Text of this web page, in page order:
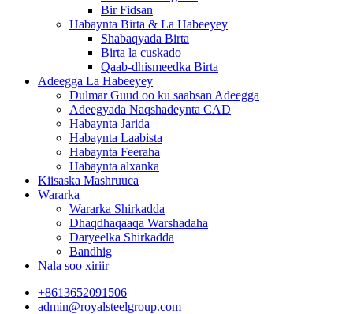
Bir Fidsan
Habaynta Birta & La Habeeyey
Shabaqyada Birta
Birta la cuskado
Qaab-dhismeedka Birta
Adeegga La Habeeyey
Dulmar Guud oo ku saabsan Adeegga
Adeegyada Naqshadeynta CAD
Habaynta Jarida
Habaynta Laabista
Habaynta Feeraha
Habaynta alxanka
Kiisaska Mashruuca
Wararka
Wararka Shirkadda
Dhaqdhaqaaqa Warshadaha
Daryeelka Shirkadda
Bandhig
Nala soo xiriir
+8613652091506
admin@royalsteelgroup.com